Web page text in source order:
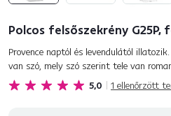
Polcos felsőszekrény G25P,
5,0 1 ellenőrzött
Provence naptól és levendulától
van szó, mely szó szerint tele van
stílus nagyon közkedvelt. Ha Ön is azon